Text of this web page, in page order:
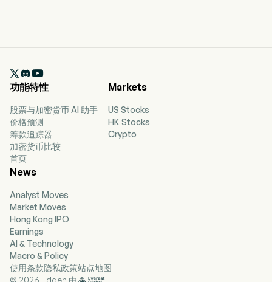

功能特性
股票与加密货币 AI 助手
价格预测
筹款追踪器
加密货币比较
首页
Markets
US Stocks
HK Stocks
Crypto
News
Analyst Moves
Market Moves
Hong Kong IPO
Earnings
AI & Technology
Macro & Policy
使用条款隐私政策站点地图
© 2026 Edgen 由